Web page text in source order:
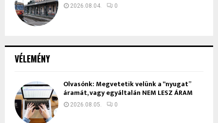
VÉLEMÉNY
Olvasónk: Megvetetik velünk a “nyugat”
áramát, vagy egyáltalán NEM LESZ ÁRAM
2026.08.05. 0
2026.08.04. 0